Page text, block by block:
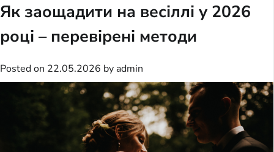
Як заощадити на весіллі у 2026
році – перевірені методи
Posted on 22.05.2026 by admin